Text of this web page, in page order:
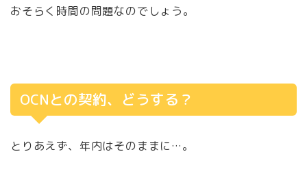
おそらく時間の問題なのでしょう。
OCNとの契約、どうする？
とりあえず、年内はそのままに…。